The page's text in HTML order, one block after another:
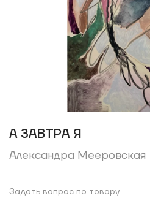
А ЗАВТРА Я
Александра Мееровская
Задать вопрос по товару